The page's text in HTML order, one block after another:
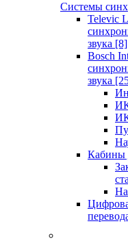
Системы
Televic
звука [8]
Bosch
звука
Кабины